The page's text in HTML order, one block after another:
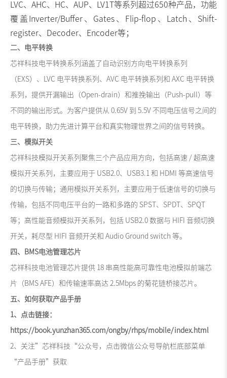
LVC、AHC、HC、AUP、LV1T等系列超过650种产品，功能
覆盖Inverter/Buffer、Gates、Flip-flop、Latch、Shift-
register、Decoder、Encoder等；
二、电平转换
芯祥科技电平转换系列涵盖了自动识别方向电平转换系列
（EXS）、LVC 电平转换系列、AVC 电平转换系列和 AXC 电平转换
系列，提供开漏输出（Open-drain）和推挽输出（Push-pull）等
不同的输出形式。为客户提供从 0.65V 到 5.5V 不同电压信号之间的
电平转换，助力先进计算平台和真实物理世界之间的信号转换。
三、模拟开关
芯祥科技模拟开关系列聚焦三个产品应用方向，包括高速 / 超高速
模拟开关系列，主要应用于 USB2.0、USB3.1 和 HDMI 等高速信号
的切换与传输；通用模拟开关系列，主要应用于低速信号的切换与
传输，包括不同电压平台的一路和多路的 SPST、SPDT、SPQT
等；高性能音频模拟开关系列，包括 USB2.0 数据与 HIFI 音频切换
开关，耗尽型 HIFI 音频开关和 Audio Ground switch 等。
四、BMS电池管理芯片
芯祥科技电池管理芯片提供 18 串高性能高可靠性电池模拟前端芯
片（BMS AFE）和传输速率高达 2.5Mbps 的菊花链桥接芯片。
五、如何获取产品手册
1、点击链接：
https://book.yunzhan365.com/ongby/rhps/mobile/index.html
2、关注”芯祥科技“公众号，点击微信公众号导航栏底部菜单
“产品手册”获取